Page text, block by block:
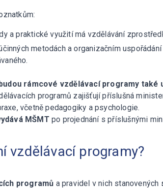
a praktické využití má vzdělávání
metodách a organizačním
rámcové vzdělávací programy také
programů zajišťují příslušná
včetně pedagogiky a psychologie.
MŠMTpo projednání s příslušnými
vzdělávací programy?
programů a pravidel v nich stanovených